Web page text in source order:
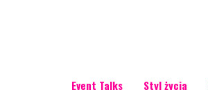
Event Talks Styl życia